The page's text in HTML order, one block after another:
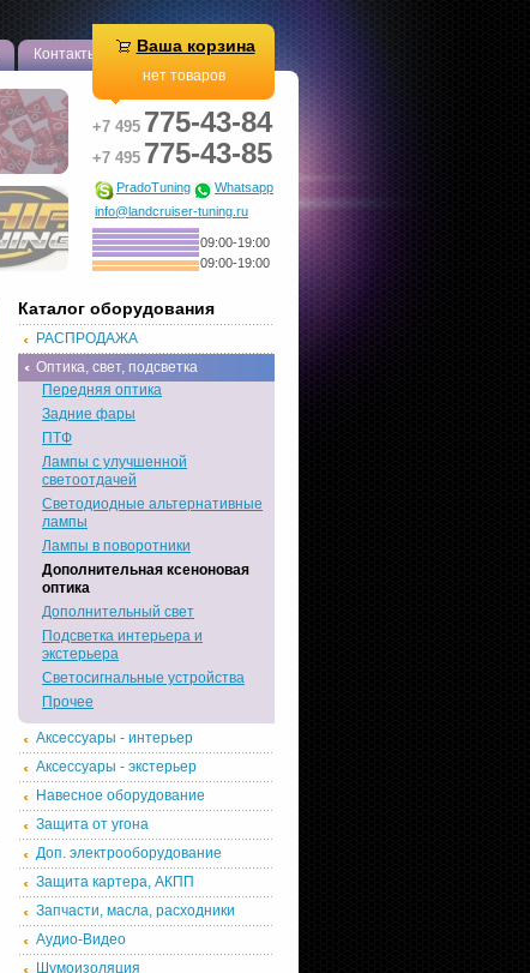
Контакты Ваша корзина
нет товаров
+7 495 775-43-84
+7 495 775-43-85
PradoTuning
Whatsapp
info@landcruiser-tuning.ru
09:00-19:00
09:00-19:00
Каталог оборудования
РАСПРОДАЖА
Оптика, свет, подсветка
Передняя оптика
Задние фары
ПТФ
Лампы с улучшенной
светоотдачей
Светодиодные альтернативные
лампы
Лампы в поворотники
Дополнительная ксеноновая
оптика
Дополнительный свет
Подсветка интерьера и
экстерьера
Светосигнальные устройства
Прочее
Аксессуары - интерьер
Аксессуары - экстерьер
Навесное оборудование
Защита от угона
Доп. электрооборудование
Защита картера, АКПП
Запчасти, масла, расходники
Аудио-Видео
Шумоизоляция